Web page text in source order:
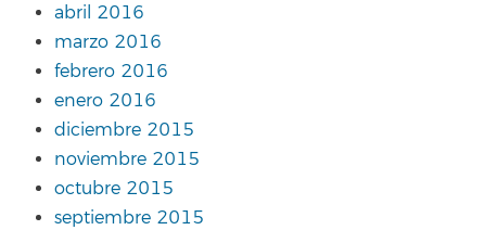
abril 2016
marzo 2016
febrero 2016
enero 2016
diciembre 2015
noviembre 2015
octubre 2015
septiembre 2015